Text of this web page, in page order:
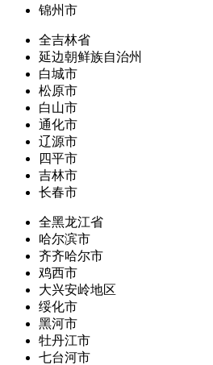
锦州市
全吉林省
延边朝鲜族自治州
白城市
松原市
白山市
通化市
辽源市
四平市
吉林市
长春市
全黑龙江省
哈尔滨市
齐齐哈尔市
鸡西市
大兴安岭地区
绥化市
黑河市
牡丹江市
七台河市